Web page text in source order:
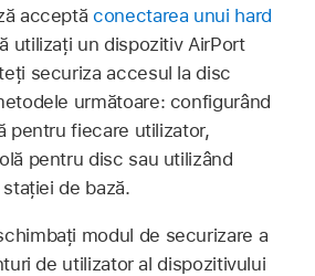
acceptăconectarea unui hard
utilizați un dispozitiv AirPort
securiza accesul la disc
următoare: configurând
pentru fiecare utilizator,
pentru disc sau utilizând
de bază.
modul de securizare a
de utilizator al dispozitivului